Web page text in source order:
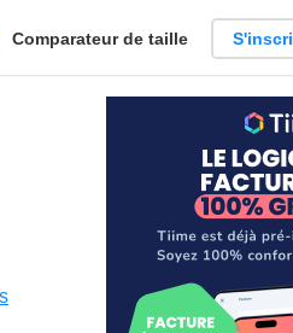
Comparateur de taille